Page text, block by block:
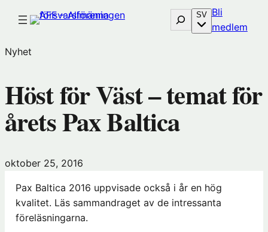
Sök SV Bli
medlem
hos
Nyhet
Höst för Väst – temat för
årets Pax Baltica
oktober 25, 2016
Pax Baltica 2016 uppvisade också i år en hög
kvalitet. Läs sammandraget av de intressanta
föreläsningarna.